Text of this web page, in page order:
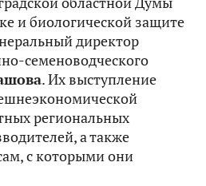
и биологической защите
директор
семеноводческого
. Их выступление
региональных
а также
с которыми они